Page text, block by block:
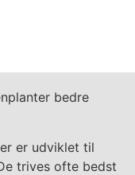
bedre
er udviklet til
trives ofte bedst